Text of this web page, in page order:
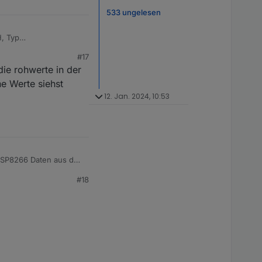
Typ
#17
rohwerte in der
Werte siehst
Daten aus der
Tasmota entwickelt
#18
533 ungelesen
12. Jan. 2024, 10:53